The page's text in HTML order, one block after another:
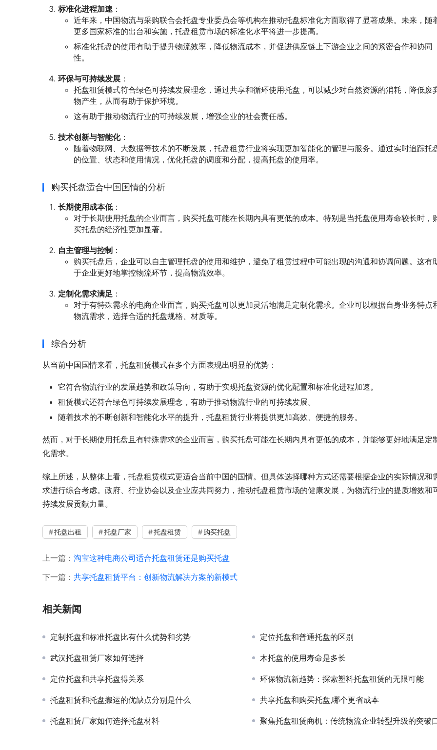
标准化进程加速 ：
近年来，中国物流与采购联合会托盘专业委员会等机构在推动托盘标准化方面取得了显著成果。未来，随
更多国家标准的出台和实施，托盘租赁市场的标准化水平将进一步提高。
标准化托盘的使用有助于提升物流效率，降低物流成本，并促进供应链上下游企业之间的紧密合作和协同
性。
环保与可持续发展 ：
托盘租赁模式符合绿色可持续发展理念，通过共享和循环使用托盘，可以减少对自然资源的消耗，降低废
物产生，从而有助于保护环境。
这有助于推动物流行业的可持续发展，增强企业的社会责任感。
技术创新与智能化：
随着物联网、大数据等技术的不断发展，托盘租赁行业将实现更加智能化的管理与服务。通过实时追踪托
的位置、状态和使用情况，优化托盘的调度和分配，提高托盘的使用率。
购买托盘适合中国国情的分析
长期使用成本低 ：
对于长期使用托盘的企业而言，购买托盘可能在长期内具有更低的成本。特别是当托盘使用寿命较长时，
买托盘的经济性更加显著。
自主管理与控制 ：
购买托盘后，企业可以自主管理托盘的使用和维护，避免了租赁过程中可能出现的沟通和协调问题。这有
于企业更好地掌控物流环节，提高物流效率。
定制化需求满足 ：
对于有特殊需求的电商企业而言，购买托盘可以更加灵活地满足定制化需求。企业可以根据自身业务特点
物流需求，选择合适的托盘规格、材质等。
综合分析
从当前中国国情来看，托盘租赁模式在多个方面表现出明显的优势：
它符合物流行业的发展趋势和政策导向，有助于实现托盘资源的优化配置和标准化进程加速。
租赁模式还符合绿色可持续发展理念，有助于推动物流行业的可持续发展。
随着技术的不断创新和智能化水平的提升，托盘租赁行业将提供更加高效、便捷的服务。
然而，对于长期使用托盘且有特殊需求的企业而言，购买托盘可能在长期内具有更低的成本，并能够更好地满足定
化需求。
综上所述，从整体上看，托盘租赁模式更适合当前中国的国情。但具体选择哪种方式还需要根据企业的实际情况和
求进行综合考虑。政府、行业协会以及企业应共同努力，推动托盘租赁市场的健康发展，为物流行业的提质增效和
持续发展贡献力量。
托盘出租 托盘厂家 托盘租赁 购买托盘
上一篇： 淘宝这种电商公司适合托盘租赁还是购买托盘
下一篇： 共享托盘租赁平台：创新物流解决方案的新模式
相关新闻
定制托盘和标准托盘比有什么优势和劣势 定位托盘和普通托盘的区别
武汉托盘租赁厂家如何选择 木托盘的使用寿命是多长
定位托盘和共享托盘得关系 环保物流新趋势：探索塑料托盘租赁的无限可能
托盘租赁和托盘搬运的优缺点分别是什么 共享托盘和购买托盘,哪个更省成本
托盘租赁厂家如何选择托盘材料 聚焦托盘租赁商机：传统物流企业转型升级的突破